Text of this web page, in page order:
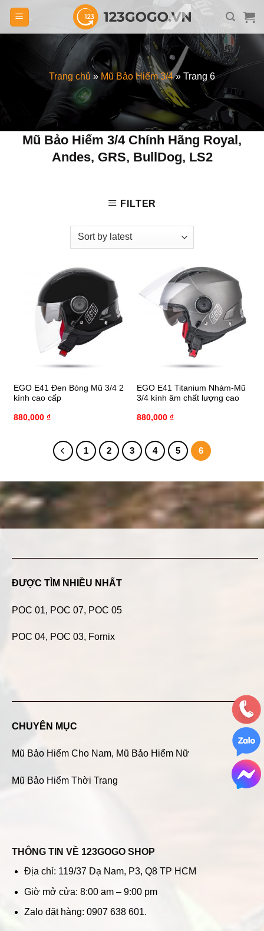
Skip
content
Trang chủ »Mũ Bảo Hiểm 3/4» Trang 6
Mũ Bảo Hiểm 3/4 Chính Hãng Royal,
Andes, GRS, BullDog, LS2
FILTER
EGO E41 Đen Bóng Mũ 3/4 2
kính cao cấp
880,000 ₫
EGO E41 Titanium Nhám-Mũ
3/4 kính âm chất lượng cao
880,000 ₫
1 2 3 4 5 6
ĐƯỢC TÌM NHIỀU NHẤT
POC 01, POC 07, POC 05
POC 04, POC 03, Fornix
CHUYÊN MỤC
Mũ Bảo Hiểm Cho Nam, Mũ Bảo Hiểm Nữ
Mũ Bảo Hiểm Thời Trang
THÔNG TIN VỀ 123GOGO SHOP
Địa chỉ: 119/37 Dạ Nam, P3, Q8 TP HCM
Giờ mở cửa: 8:00 am – 9:00 pm
Zalo đặt hàng: 0907 638 601.